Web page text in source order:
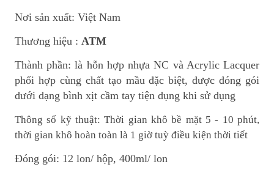
Nơi sản xuất: Việt Nam
Thương hiệu : ATM
Thành phần: là hỗn hợp nhựa NC và Acrylic Lacquer
phối hợp cùng chất tạo mầu đặc biệt, được đóng gói
dưới dạng bình xịt cầm tay tiện dụng khi sử dụng
Thông số kỹ thuật: Thời gian khô bề mặt 5 - 10 phút,
thời gian khô hoàn toàn là 1 giờ tuỳ điều kiện thời tiết
Đóng gói: 12 lon/ hộp, 400ml/ lon